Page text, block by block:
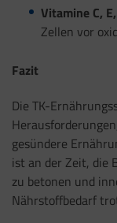
Vitamine C,
Zellen vor
Fazit
Die TK-
gesündere
ist an der Zeit, die
zu betonen und
Nährstoffbedarf